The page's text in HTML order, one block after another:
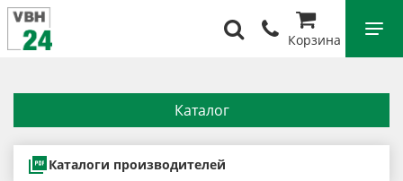
Корзина
Каталог
Каталоги производителей